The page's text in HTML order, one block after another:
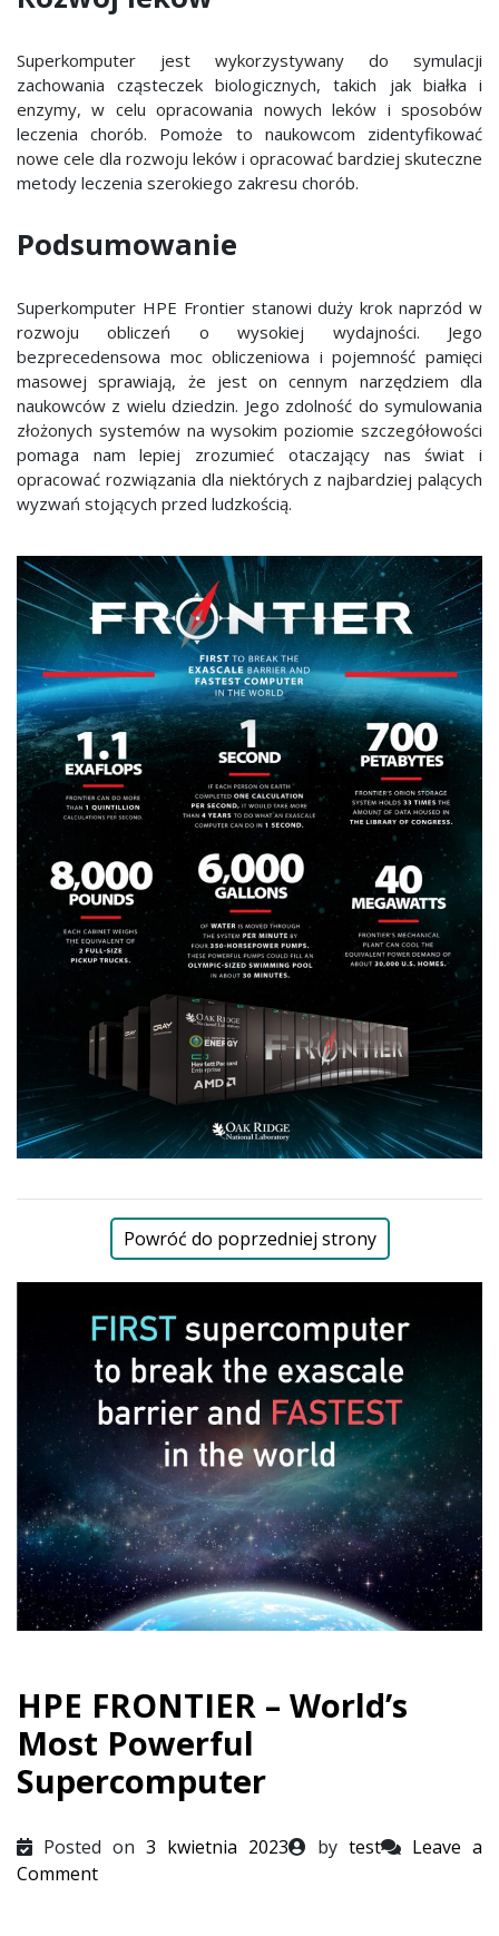
Superkomputer jest wykorzystywany do symulacji
zachowania cząsteczek biologicznych, takich jak białka i
enzymy, w celu opracowania nowych leków i sposobów
leczenia chorób. Pomoże to naukowcom zidentyfikować
nowe cele dla rozwoju leków i opracować bardziej skuteczne
metody leczenia szerokiego zakresu chorób.
Podsumowanie
Superkomputer HPE Frontier stanowi duży krok naprzód w
rozwoju obliczeń o wysokiej wydajności. Jego
bezprecedensowa moc obliczeniowa i pojemność pamięci
masowej sprawiają, że jest on cennym narzędziem dla
naukowców z wielu dziedzin. Jego zdolność do symulowania
złożonych systemów na wysokim poziomie szczegółowości
pomaga nam lepiej zrozumieć otaczający nas świat i
opracować rozwiązania dla niektórych z najbardziej palących
wyzwań stojących przed ludzkością.
Powróć do poprzedniej strony
HPE FRONTIER – World’s
Most Powerful
Supercomputer
Posted on 3 kwietnia 2023 by test
Leave a
Commenton